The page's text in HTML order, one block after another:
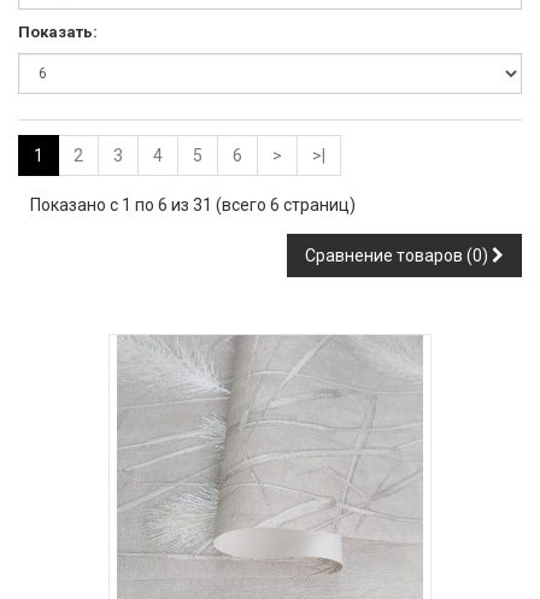
Показать:
1 2 3 4 5 6 > >|
Показано с 1 по 6 из 31 (всего 6 страниц)
Сравнение товаров (0)